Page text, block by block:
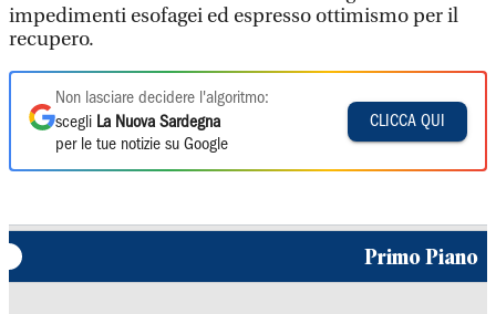
impedimenti esofagei ed espresso ottimismo per il
recupero.
Non lasciare decidere l'algoritmo:
scegli La Nuova Sardegna
per le tue notizie su Google
CLICCA QUI
Primo Piano